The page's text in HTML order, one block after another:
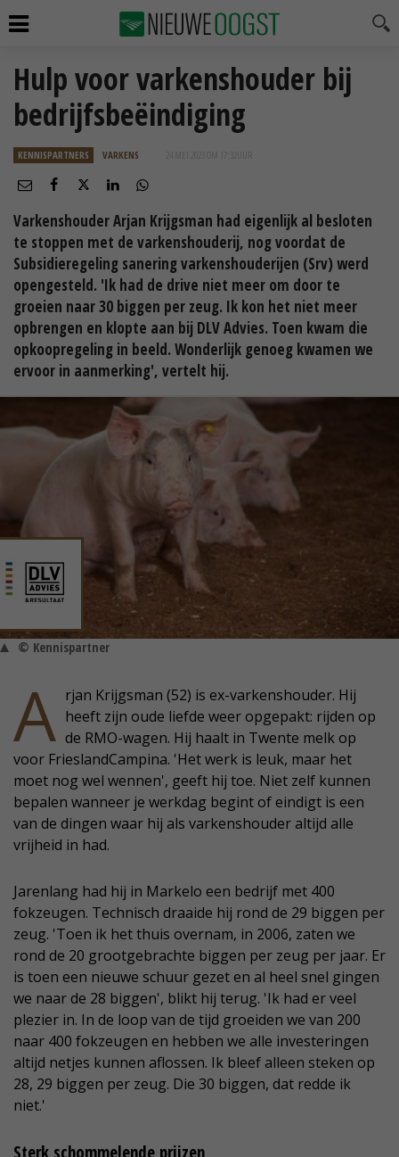
Hulp voor varkenshouder bij
bedrijfsbeëindiging
KENNISPARTNERS VARKENS 24 MEI 2023 OM 17:32
Varkenshouder Arjan Krijgsman had eigenlijk al besloten
te stoppen met de varkenshouderij, nog voordat de
Subsidieregeling sanering varkenshouderijen (Srv) werd
opengesteld. 'Ik had de drive niet meer om door te
groeien naar 30 biggen per zeug. Ik kon het niet meer
opbrengen en klopte aan bij DLV Advies. Toen kwam die
opkoopregeling in beeld. Wonderlijk genoeg kwamen we
ervoor in aanmerking', vertelt hij.
© Kennispartner
A rjan Krijgsman (52) is ex-varkenshouder. Hij
heeft zijn oude liefde weer opgepakt: rijden op
de RMO-wagen. Hij haalt in Twente melk op
voor FrieslandCampina. 'Het werk is leuk, maar het
moet nog wel wennen', geeft hij toe. Niet zelf kunnen
bepalen wanneer je werkdag begint of eindigt is een
van de dingen waar hij als varkenshouder altijd alle
vrijheid in had.
Jarenlang had hij in Markelo een bedrijf met 400
fokzeugen. Technisch draaide hij rond de 29 biggen per
zeug. 'Toen ik het thuis overnam, in 2006, zaten we
rond de 20 grootgebrachte biggen per zeug per jaar. Er
is toen een nieuwe schuur gezet en al heel snel gingen
we naar de 28 biggen', blikt hij terug. 'Ik had er veel
plezier in. In de loop van de tijd groeiden we van 200
naar 400 fokzeugen en hebben we alle investeringen
altijd netjes kunnen aflossen. Ik bleef alleen steken op
28, 29 biggen per zeug. Die 30 biggen, dat redde ik
niet.'